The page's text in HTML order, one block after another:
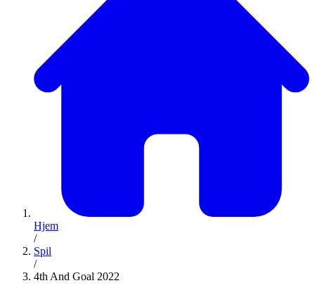
Hjem
/
Spil
/
4th And Goal 2022